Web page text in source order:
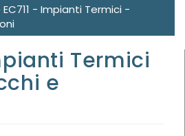
EC711 - Impianti Termici -
Termici
e